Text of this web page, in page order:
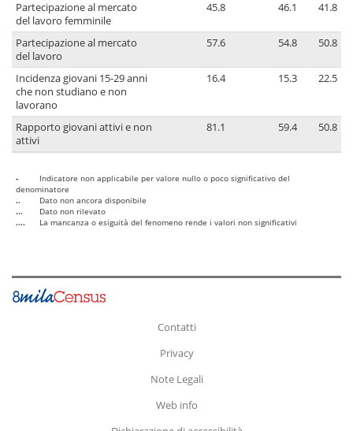
Partecipazione al mercato
del lavoro femminile
45.8 46.1 41.8
Partecipazione al mercato
del lavoro
57.6 54.8 50.8
Incidenza giovani 15-29 anni
che non studiano e non
lavorano
16.4 15.3 22.5
Rapporto giovani attivi e non
attivi
81.1 59.4 50.8
-
Indicatore non applicabile per valore nullo o poco significativo del
denominatore
..
Dato non ancora disponibile
...
Dato non rilevato
....
La mancanza o esiguità del fenomeno rende i valori non significativi
Contatti
Privacy
Note Legali
Web info